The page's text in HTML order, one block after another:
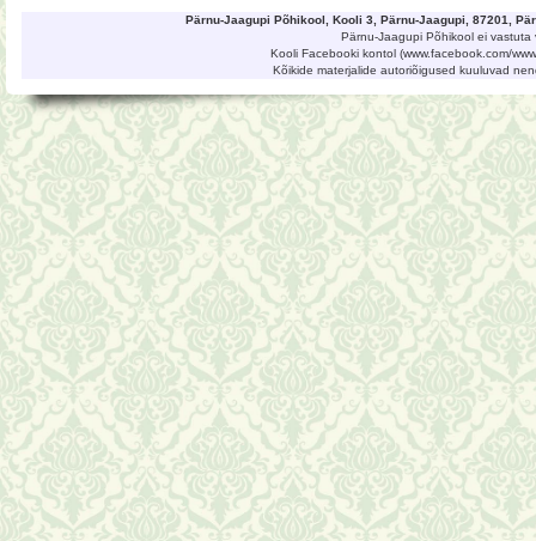
Pärnu-Jaagupi Põhikool, Kooli 3, Pärnu-Jaagupi, 87201,
Pärnu-Jaagupi Põhikool ei
Kooli Facebooki kontol (www.facebook.com/
Kõikide materjalide autoriõigused kuuluvad